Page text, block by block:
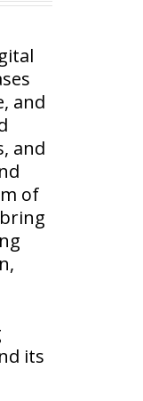
and
and
of
its